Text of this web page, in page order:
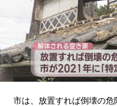
市は、放置すれば倒壊の危